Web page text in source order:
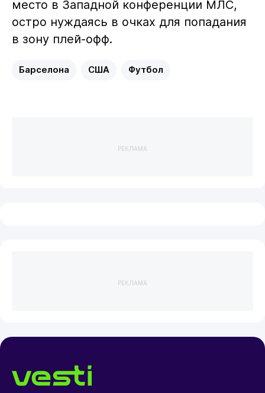
место в Западной конференции МЛС,
остро нуждаясь в очках для попадания
в зону плей-офф.
Барселона США Футбол
РЕКЛАМА
РЕКЛАМА